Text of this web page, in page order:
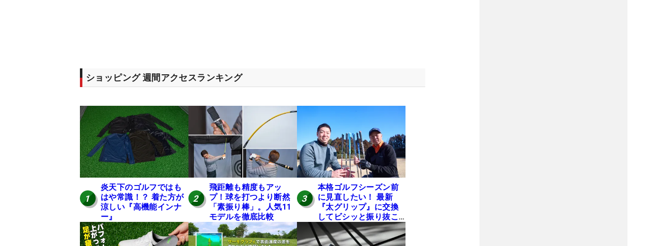
ショッピング 週間アクセスランキング
1
炎天下のゴルフではも
はや常識！？ 着た方が
涼しい『高機能インナ
ー』
2
飛距離も精度もアッ
プ！球を打つより断然
「素振り棒」。人気11
モデルを徹底比較
3
本格ゴルフシーズン前
に見直したい！ 最新
『太グリップ』に交換
してビシッと振り抜こ
う！